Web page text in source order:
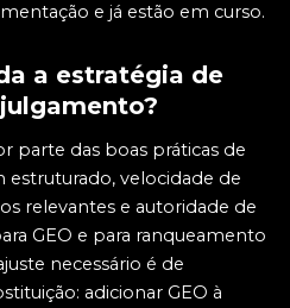
e já estão em curso.
a estratégia de
parte das boas práticas de
velocidade de
relevantes e autoridade de
GEO e para ranqueamento
necessário é de
adicionar GEO à